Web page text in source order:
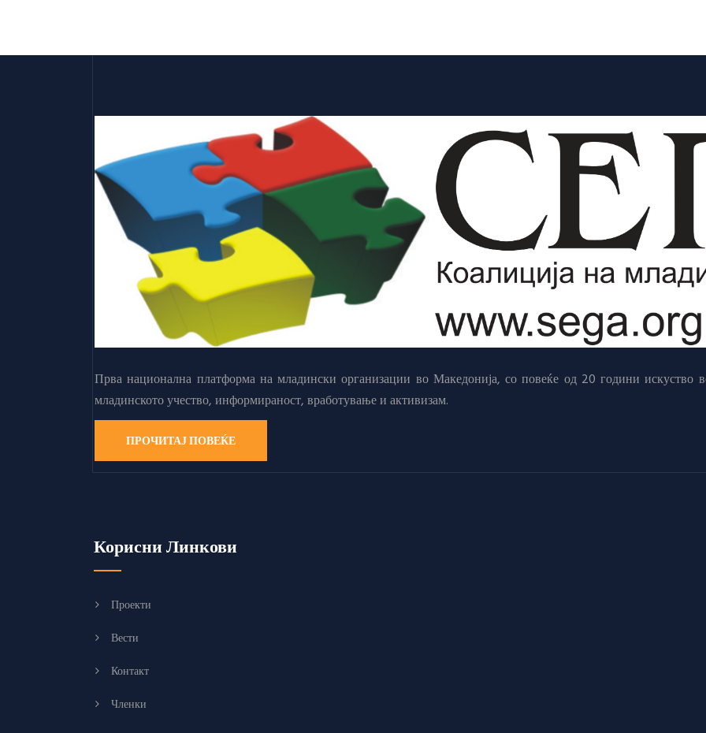
Прва национална платформа на младински организации во Македонија, со повеќе од 20 години искуство
младинското учество, информираност, вработување и активизам.
ПРОЧИТАЈ ПОВЕЌЕ
Корисни Линкови
Проекти
Вести
Контакт
Членки